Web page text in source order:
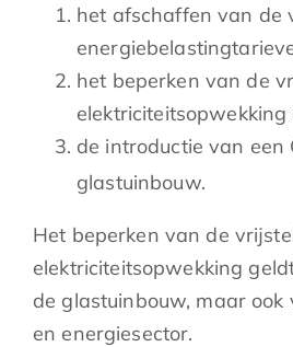
het afschaffen van de
het beperken van de
elektriciteitsopwekking
de introductie van een
glastuinbouw.
Het beperken van de
elektriciteitsopwekking
de glastuinbouw, maar ook
en energiesector.